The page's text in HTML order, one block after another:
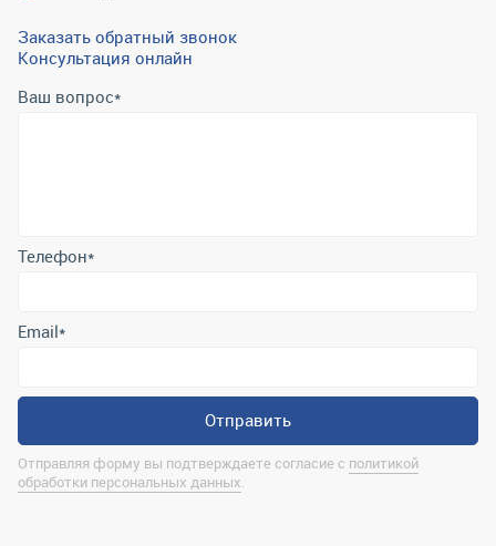
Заказать обратный звонок
Консультация онлайн
Ваш вопрос*
Отправляя форму вы подтверждаете согласие с
Контактная информация
marina@uralrsmiass.ru